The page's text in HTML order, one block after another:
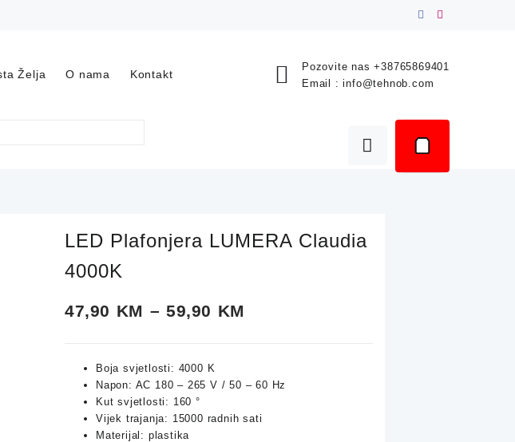
Želja O nama Kontakt
Pozovite nas +38765869401
Email :info@tehnob.com
LED Plafonjera LUMERA Claudia
4000K
47,90 KM – 59,90 KM
Boja svjetlosti: 4000 K
Napon: AC 180 – 265 V / 50 – 60 Hz
Kut svjetlosti: 160 °
Vijek trajanja: 15000 radnih sati
Materijal: plastika